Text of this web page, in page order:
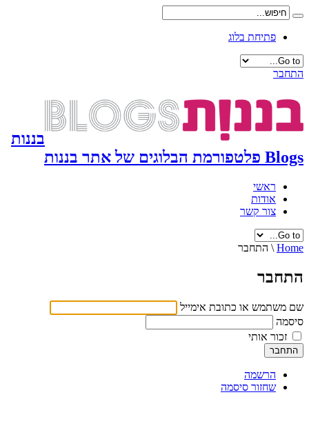
פתיחת בלוג
התחבר
בננות
Blogs פלטפורמת הבלוגים של אתר בננות
ראשי
אודות
צור קשר
Home
\ התחבר
התחבר
שם משתמש או כתובת אימייל
סיסמה
זכור אותי
התחבר
הרשמה
שחזור סיסמה